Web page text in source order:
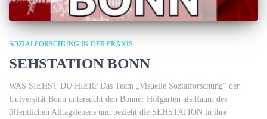
SOZIALFORSCHUNG IN DER PRAXIS
SEHSTATION BONN
WAS SIEHST DU HIER? Das Team „Visuelle Sozialforschung“ der
Universität Bonn untersucht den Bonner Hofgarten als Raum des
öffentlichen Alltagslebens und bezieht die SEHSTATION in ihre